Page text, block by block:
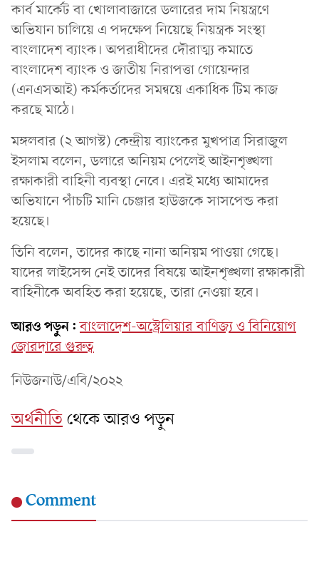
কার্ব মার্কেট বা খোলাবাজারে ডলারের দাম নিয়ন্ত্রণে
অভিযান চালিয়ে এ পদক্ষেপ নিয়েছে নিয়ন্ত্রক সংস্থা
বাংলাদেশ ব্যাংক। অপরাধীদের দৌরাত্ম্য কমাতে
বাংলাদেশ ব্যাংক ও জাতীয় নিরাপত্তা গোয়েন্দার
(এনএসআই) কর্মকর্তাদের সমন্বয়ে একাধিক টিম কাজ
করছে মাঠে।
মঙ্গলবার (২ আগস্ট) কেন্দ্রীয় ব্যাংকের মুখপাত্র সিরাজুল
ইসলাম বলেন, ডলারে অনিয়ম পেলেই আইনশৃঙ্খলা
রক্ষাকারী বাহিনী ব্যবস্থা নেবে। এরই মধ্যে আমাদের
অভিযানে পাঁচটি মানি চেঞ্জার হাউজকে সাসপেন্ড করা
হয়েছে।
তিনি বলেন, তাদের কাছে নানা অনিয়ম পাওয়া গেছে।
যাদের লাইসেন্স নেই তাদের বিষয়ে আইনশৃঙ্খলা রক্ষাকারী
বাহিনীকে অবহিত করা হয়েছে, তারা নেওয়া হবে।
আরও পড়ুন: বাংলাদেশ-অস্ট্রেলিয়ার বাণিজ্য ও বিনিয়োগ
জোরদারে গুরুত্ব
নিউজনাউ/এবি/২০২২
অর্থনীতিথেকে আরও পড়ুন
Comment